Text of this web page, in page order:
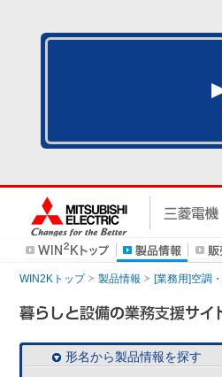
WIN2Kトップ 製品情報 [業務用]空調
形名から製品情報を探す